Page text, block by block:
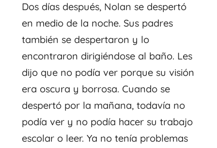
Dos días después, Nolan se despertó
en medio de la noche. Sus padres
también se despertaron y lo
encontraron dirigiéndose al baño. Les
dijo que no podía ver porque su visión
era oscura y borrosa. Cuando se
despertó por la mañana, todavía no
podía ver y no podía hacer su trabajo
escolar o leer. Ya no tenía problemas